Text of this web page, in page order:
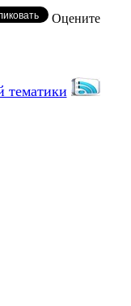
Оцените
тематики